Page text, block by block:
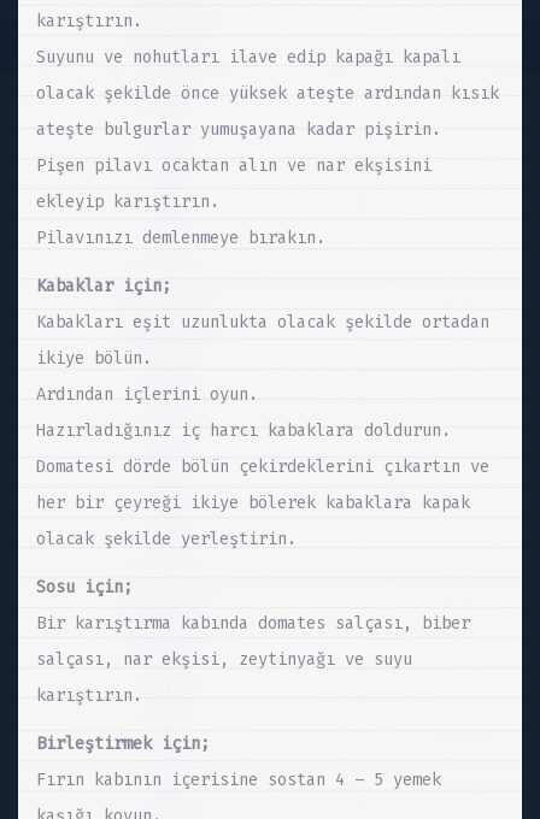
karıştırın.
Suyunu ve nohutları ilave edip kapağı kapalı
olacak şekilde önce yüksek ateşte ardından kısık
ateşte bulgurlar yumuşayana kadar pişirin.
Pişen pilavı ocaktan alın ve nar ekşisini
ekleyip karıştırın.
Pilavınızı demlenmeye bırakın.
Kabaklar için;
Kabakları eşit uzunlukta olacak şekilde ortadan
ikiye bölün.
Ardından içlerini oyun.
Hazırladığınız iç harcı kabaklara doldurun.
Domatesi dörde bölün çekirdeklerini çıkartın ve
her bir çeyreği ikiye bölerek kabaklara kapak
olacak şekilde yerleştirin.
Sosu için;
Bir karıştırma kabında domates salçası, biber
salçası, nar ekşisi, zeytinyağı ve suyu
karıştırın.
Birleştirmek için;
Fırın kabının içerisine sostan 4 – 5 yemek